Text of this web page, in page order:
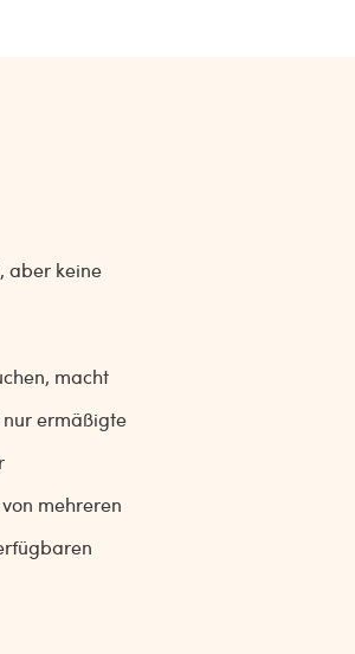
aber keine
macht
nur ermäßigte
mehreren